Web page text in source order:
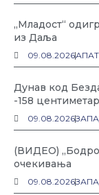
„Младост“
из Даља
09.08.2026
Дунав код
-158
09.08.2026
(ВИДЕО)
очекивања
09.08.2026